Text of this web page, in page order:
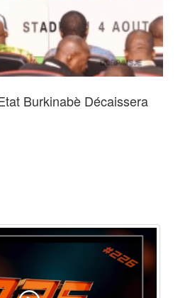
Burkinabè Décaissera